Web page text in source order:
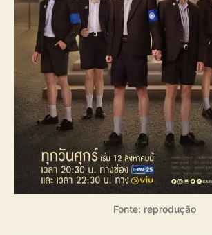
Fonte: reprodução